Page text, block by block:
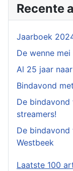
Recente
Jaarboek
De wenne
Al 25 jaar
Bindavond
De
streamers!
De
Westbeek
Laatste 100